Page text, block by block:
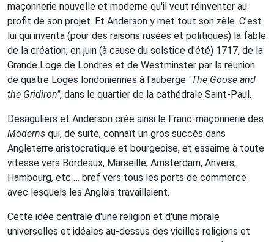
maçonnerie nouvelle et moderne qu'il veut réinventer au
profit de son projet. Et Anderson y met tout son zèle. C'est
lui qui inventa (pour des raisons rusées et politiques) la fable
de la création, en juin (à cause du solstice d'été) 1717, de la
Grande Loge de Londres et de Westminster par la réunion
de quatre Loges londoniennes à l'auberge "The Goose and
the Gridiron", dans le quartier de la cathédrale Saint-Paul.
Desaguliers et Anderson crée ainsi le Franc-maçonnerie des
Moderns qui, de suite, connaît un gros succès dans
Angleterre aristocratique et bourgeoise, et essaime à toute
vitesse vers Bordeaux, Marseille, Amsterdam, Anvers,
Hambourg, etc … bref vers tous les ports de commerce
avec lesquels les Anglais travaillaient.
Cette idée centrale d'une religion et d'une morale
universelles et idéales au-dessus des vieilles religions et